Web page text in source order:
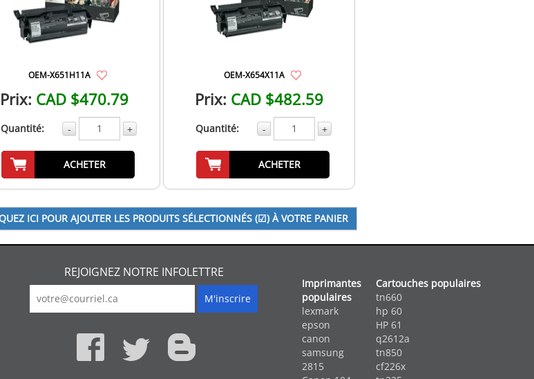
OEM-X651H11A
Prix: CAD $470.79
Quantité: - +
ACHETER
OEM-X654X11A
Prix: CAD $482.59
Quantité: - +
ACHETER
REJOIGNEZ NOTRE INFOLETTRE
Imprimantes
populaires
lexmark
epson
canon
samsung
2815
Cartouches populaires
tn660
hp 60
HP 61
q2612a
tn850
cf226x